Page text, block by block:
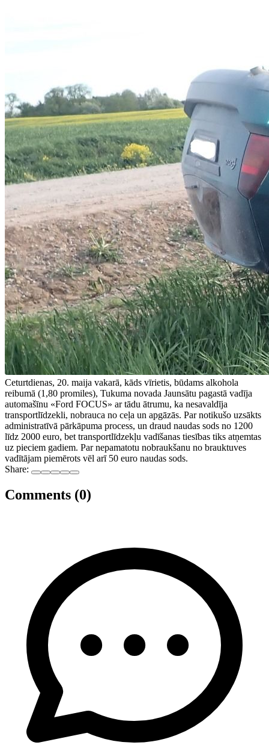
Ceturtdienas, 20. maija vakarā, kāds vīrietis, būdams alkohola
reibumā (1,80 promiles), Tukuma novada Jaunsātu pagastā vadīja
automašīnu «Ford FOCUS» ar tādu ātrumu, ka nesavaldīja
transportlīdzekli, nobrauca no ceļa un apgāzās. Par notikušo uzsākts
administratīvā pārkāpuma process, un draud naudas sods no 1200
līdz 2000 euro, bet transportlīdzekļu vadīšanas tiesības tiks atņemtas
uz pieciem gadiem. Par nepamatotu nobraukšanu no brauktuves
vadītājam piemērots vēl arī 50 euro naudas sods.
Share:
Comments (0)